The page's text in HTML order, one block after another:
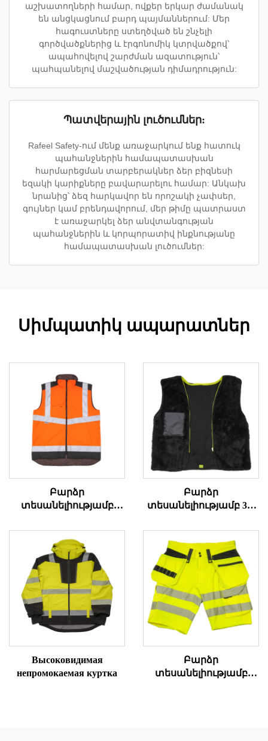
աշխատողների համար, ովքեր երկար ժամանակ
են անցկացնում բարդ պայմաններում: Մեր
հագուստները ստեղծված են շնչելի
գործվածքներից և էրգոնոմիկ կտրվածքով՝
ապահովելով շարժման ազատություն՝
պահպանելով մաշվածության դիմադրություն:
Պատվերային լուծումներ:
Rafeel Safety-ում մենք առաջարկում ենք հատուկ
պահանջներին համապատասխան
հարմարեցման տարբերակներ ձեր բիզնեսի
եզակի կարիքները բավարարելու համար: Անկախ
նրանից՝ ձեզ հարկավոր են որոշակի չափսեր,
գույներ կամ բրենդավորում, մեր թիմը պատրաստ
է առաջարկել ձեր անվտանգության
պահանջներին և կորպորատիվ ինքնությանը
համապատասխան լուծումներ:
Սիմպատիկ ապարատներ
Բարձր
տեսանելիությամբ
մարմնապարագոտի
Բարձր
տեսանելիությամբ 3-1
Высоковидимая
непромокаемая куртка
Բարձր
տեսանելիությամբ